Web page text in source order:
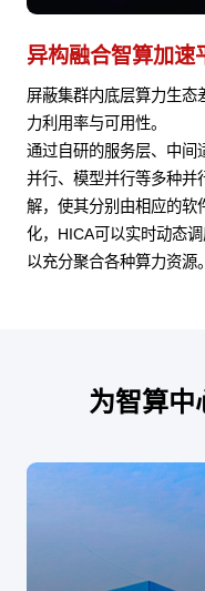
异构融合智算加
屏蔽集群内底层算力生态
力利用率与可用性。
通过自研的服务层、中间
并行、模型并行等多种并
解，使其分别由相应的软
化，HICA可以实时动态
以充分聚合各种算力资源。
为智算中